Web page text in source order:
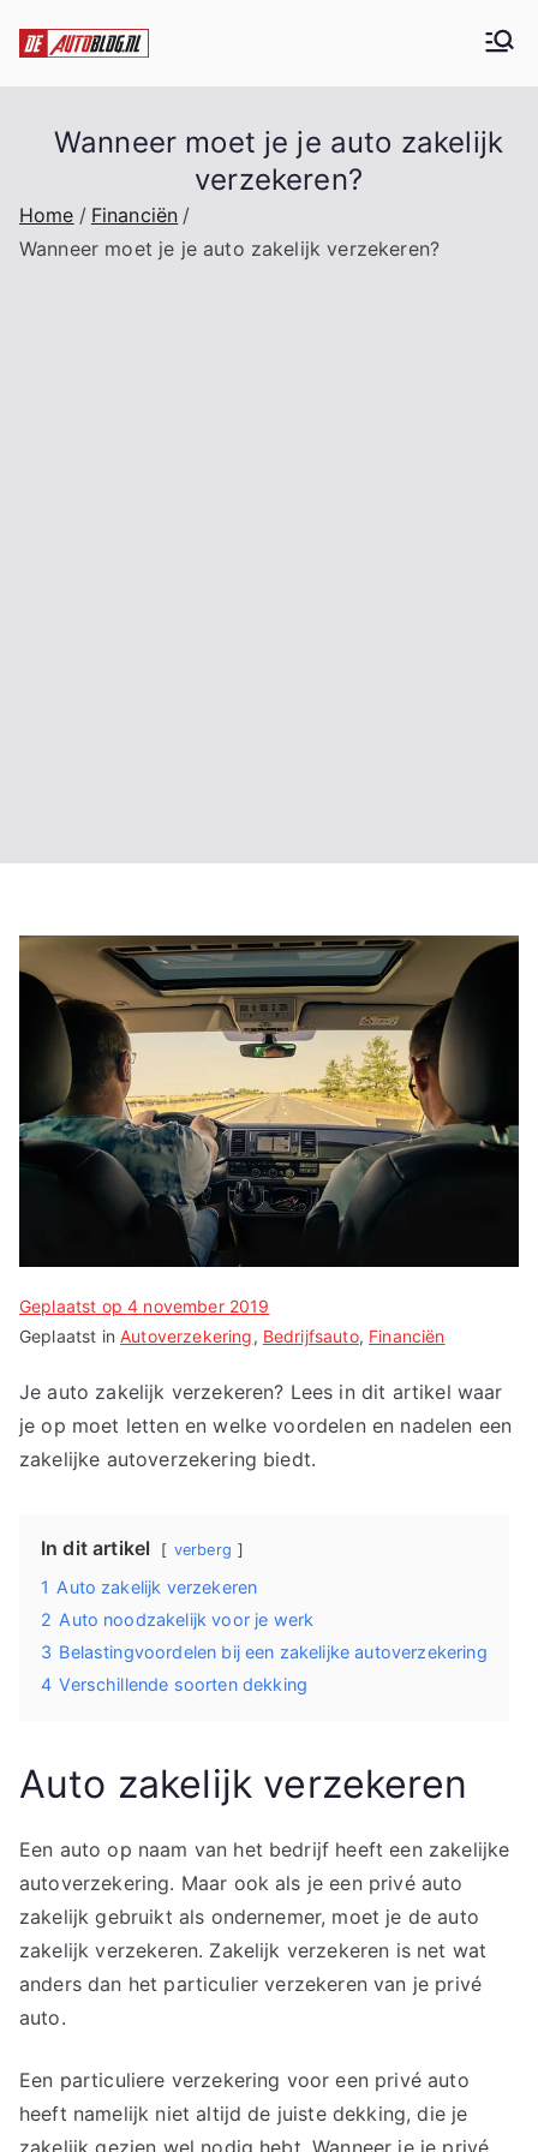
naar
Wanneer moet je je auto zakelijk
verzekeren?
Home
Financiën
Wanneer moet je je auto zakelijk verzekeren?
Geplaatst op4 november 2019
Geplaatst inAutoverzekering, Bedrijfsauto, Financiën
Je auto zakelijk verzekeren? Lees in dit artikel waar
je op moet letten en welke voordelen en nadelen een
zakelijke autoverzekering biedt.
In dit artikel verberg
1 Auto zakelijk verzekeren
2 Auto noodzakelijk voor je werk
3 Belastingvoordelen bij een zakelijke autoverzekering
4 Verschillende soorten dekking
Auto zakelijk verzekeren
Een auto op naam van het bedrijf heeft een zakelijke
autoverzekering. Maar ook als je een privé auto
zakelijk gebruikt als ondernemer, moet je de auto
zakelijk verzekeren. Zakelijk verzekeren is net wat
anders dan het particulier verzekeren van je privé
auto.
Een particuliere verzekering voor een privé auto
heeft namelijk niet altijd de juiste dekking, die je